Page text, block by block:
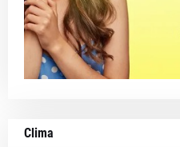
Clima